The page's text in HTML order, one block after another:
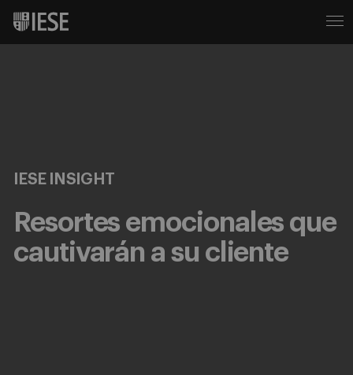
IESE INSIGHT
Resortes emocionales que
cautivarán a su cliente